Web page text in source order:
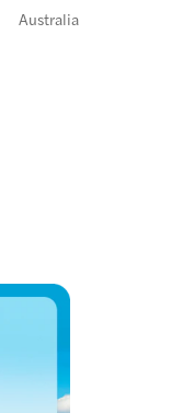
Australia